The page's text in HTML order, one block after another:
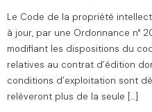
Le Code de la propriété
à jour, par une Ordonnance n°
modifiant les dispositions du
relatives au contrat d’édition
conditions d’exploitation sont
relèveront plus de la seule […]